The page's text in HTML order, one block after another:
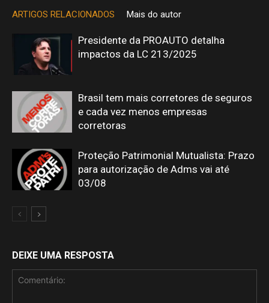
ARTIGOS RELACIONADOS Mais do autor
Presidente da PROAUTO detalha
impactos da LC 213/2025
Brasil tem mais corretores de seguros
e cada vez menos empresas
corretoras
Proteção Patrimonial Mutualista: Prazo
para autorização de Adms vai até
03/08
DEIXE UMA RESPOSTA